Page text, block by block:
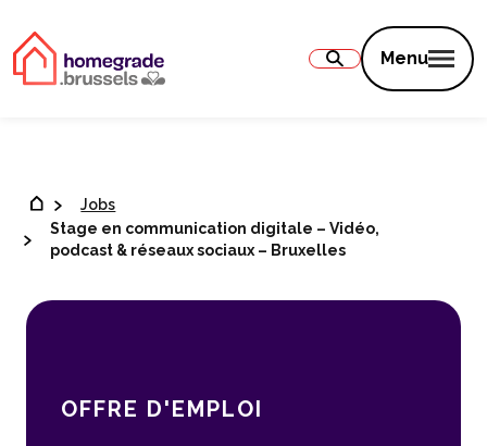
Menu
Jobs
Stage en communication digitale – Vidéo,
podcast & réseaux sociaux – Bruxelles
OFFRE D'EMPLOI